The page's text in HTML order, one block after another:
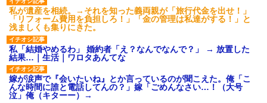
私が遺産を相続。→それを知った義両親が「旅行代金を出せ！」
「リフォーム費用を負担しろ！」「金の管理は私達がする！」と
浅ましくも集りにきた。
私「結婚やめるわ」 婚約者「え？なんでなんで？」 → 放置した
結果…｜生活｜ワロタあんてな
嫁が涙声で『会いたいね』とか言っているのが聞こえた。俺「こ
んな時間に誰と電話してんの？」嫁「ごめんなさい…！（大号
泣」俺（キターー）→